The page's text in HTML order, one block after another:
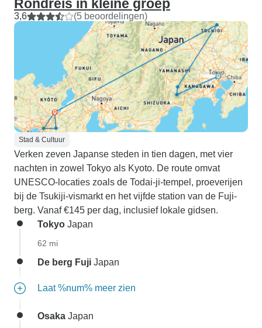
Rondreis in kleine groep
3,6 (5 beoordelingen)
Stad & Cultuur
Verken zeven Japanse steden in tien dagen, met vier
nachten in zowel Tokyo als Kyoto. De route omvat
UNESCO-locaties zoals de Todai-ji-tempel, proeverijen
bij de Tsukiji-vismarkt en het vijfde station van de Fuji-
berg. Vanaf €145 per dag, inclusief lokale gidsen.
Tokyo Japan
62 mi
De berg Fuji Japan
Laat %num% meer zien
Osaka Japan